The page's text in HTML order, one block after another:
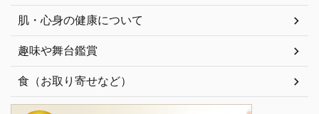
肌・心身の健康について
趣味や舞台鑑賞
食（お取り寄せなど）